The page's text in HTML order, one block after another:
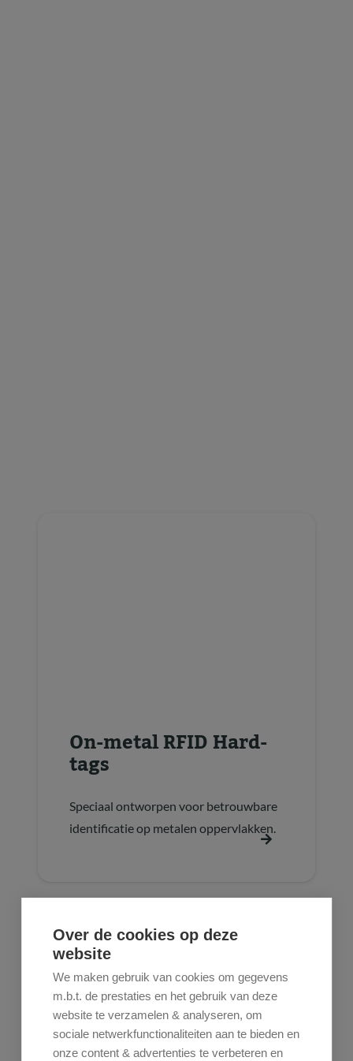
Over de cookies op deze
website
We maken gebruik van cookies om gegevens
m.b.t. de prestaties en het gebruik van deze
website te verzamelen & analyseren, om
sociale netwerkfunctionaliteiten aan te bieden en
onze content & advertenties te verbeteren en
On-metal RFID Hard-
tags
Speciaal ontworpen voor betrouwbare
identificatie op metalen oppervlakken.